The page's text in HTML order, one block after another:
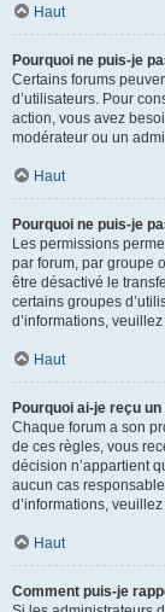
Haut
Pourquoi ne puis-je
Certains forums
d’utilisateurs. Pour
action, vous avez
modérateur ou un
Haut
Pourquoi ne puis-je
Les permissions
par forum, par groupe
être désactivé le
certains groupes
d’informations,
Haut
Pourquoi ai-je reçu
Chaque forum a son
de ces règles, vous
décision n’appartient
aucun cas
d’informations,
Haut
Comment puis-je